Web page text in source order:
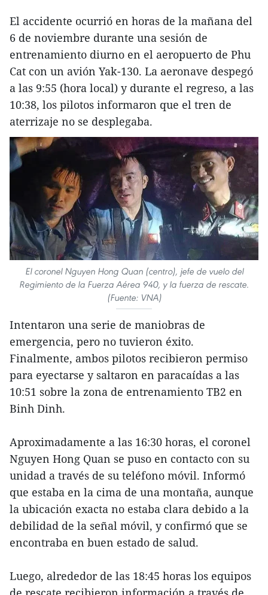
El accidente ocurrió en horas de la mañana del
6 de noviembre durante una sesión de
entrenamiento diurno en el aeropuerto de Phu
Cat con un avión Yak-130. La aeronave despegó
a las 9:55 (hora local) y durante el regreso, a las
10:38, los pilotos informaron que el tren de
aterrizaje no se desplegaba.
El coronel Nguyen Hong Quan (centro), jefe de vuelo del
Regimiento de la Fuerza Aérea 940, y la fuerza de rescate.
(Fuente: VNA)
Intentaron una serie de maniobras de
emergencia, pero no tuvieron éxito.
Finalmente, ambos pilotos recibieron permiso
para eyectarse y saltaron en paracaídas a las
10:51 sobre la zona de entrenamiento TB2 en
Binh Dinh.
Aproximadamente a las 16:30 horas, el coronel
Nguyen Hong Quan se puso en contacto con su
unidad a través de su teléfono móvil. Informó
que estaba en la cima de una montaña, aunque
la ubicación exacta no estaba clara debido a la
debilidad de la señal móvil, y confirmó que se
encontraba en buen estado de salud.
Luego, alrededor de las 18:45 horas los equipos